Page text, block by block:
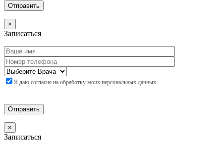
×
Записаться
Я даю согласие на обработку моих персональных данных
×
Записаться